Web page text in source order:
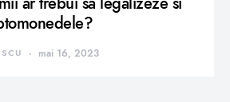
mai 16, 2023